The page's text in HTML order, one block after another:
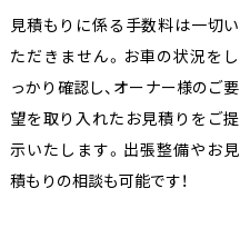
見積もりに係る手数料は一切い
ただきません。お車の状況をし
っかり確認し、オーナー様のご要
望を取り入れたお見積りをご提
示いたします。出張整備やお見
積もりの相談も可能です！